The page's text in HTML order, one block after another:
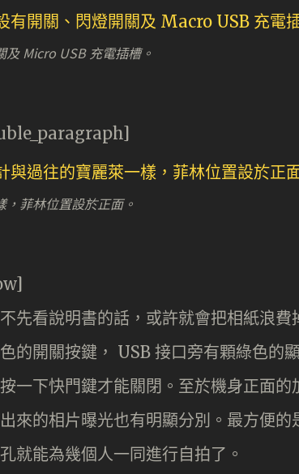
Micro USB 充電插槽。
菲林位置設於正面。
先看說明書的話，或許就會把相紙浪費
的開關按鍵， USB 接口旁有顆綠色的
一下快門鍵才能關閉。至於機身正面
來的相片曝光也有明顯分別。最方便的
就能為幾個人一同進行自拍了。